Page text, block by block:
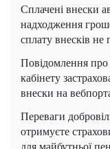
Сплачені внески
надходження
сплату внесків не
Повідомлення про
кабінету
внески на
Переваги
отримуєте
для майбутньої